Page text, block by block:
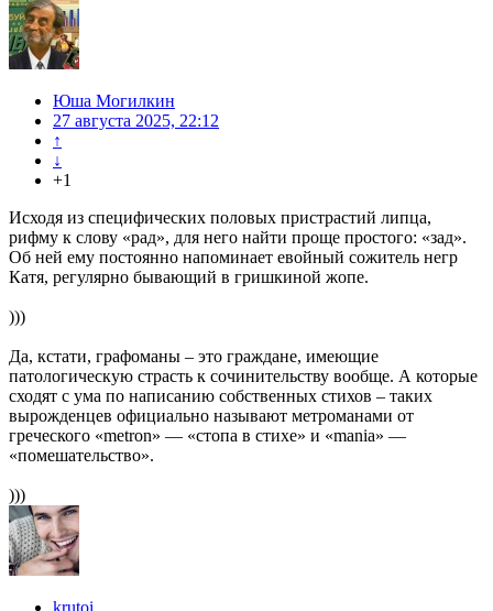
Юша Могилкин
27 августа 2025, 22:12
↑
↓
+1
Исходя из специфических половых пристрастий липца,
рифму к слову «рад», для него найти проще простого: «зад».
Об ней ему постоянно напоминает евойный сожитель негр
Катя, регулярно бывающий в гришкиной жопе.
)))
Да, кстати, графоманы – это граждане, имеющие
патологическую страсть к сочинительству вообще. А которые
сходят с ума по написанию собственных стихов – таких
вырожденцев официально называют метроманами от
греческого «metron» — «стопа в стихе» и «mania» —
«помешательство».
)))